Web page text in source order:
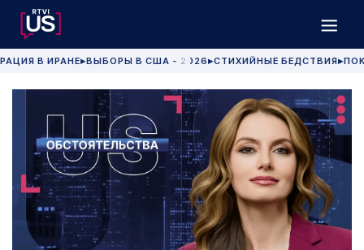
В ИРАНЕ▶ВЫБОРЫ В США - 2026 ▶СТИХИЙНЫЕ БЕДСТВИЯ▶